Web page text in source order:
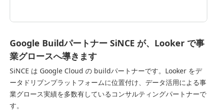
Google Buildパートナー SiNCE が、Looker で事
業グロースへ導きます
SiNCE は Google Cloud の buildパートナーです。Looker をデ
ータドリブンプラットフォームに位置付け、データ活用による事
業グロース実績を多数有しているコンサルティングパートナーで
す。